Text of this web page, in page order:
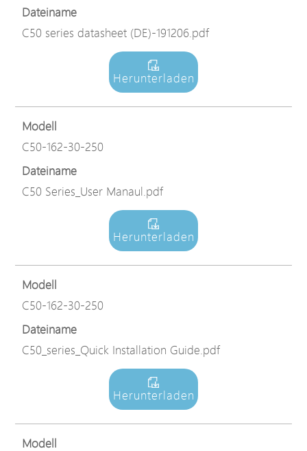
Dateiname
C50 series datasheet (DE)-191206.pdf
Herunterladen
Modell
C50-162-30-250
Dateiname
C50 Series_User Manaul.pdf
Herunterladen
Modell
C50-162-30-250
Dateiname
C50_series_Quick Installation Guide.pdf
Herunterladen
Modell